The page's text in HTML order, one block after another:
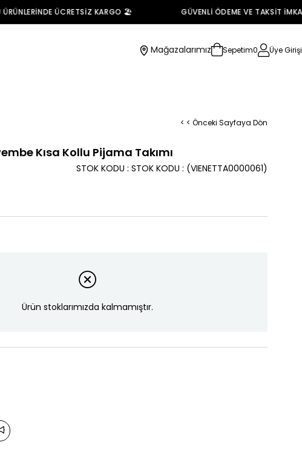
ÜCRETSİZ KARGO 🏖️ GÜVENLİ ÖDEME VE TAKSİT İMKANI
Mağazalarımız Sepetim0 Üye Girişi
< < Önceki Sayfaya Dön
Kısa Kollu Pijama Takımı
(VIENETTA0000061)
STOK KODU STOK KODU
Ürün stoklarımızda kalmamıştır.